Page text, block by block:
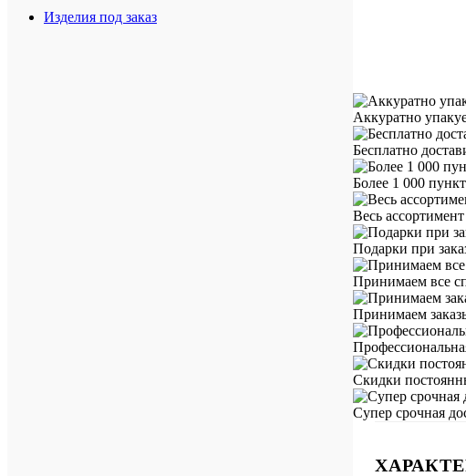
Изделия под заказ
Аккуратно
Бесплатно
Более 1 000
Весь
Подарки при
Принимаем все
Принимаем
Скидки
Супер срочная